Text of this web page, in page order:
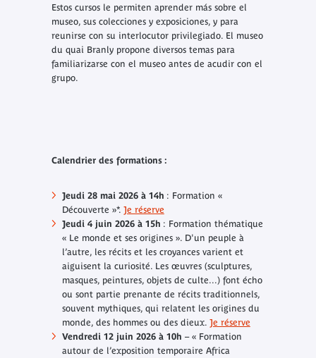
Estos cursos le permiten aprender más sobre el
museo, sus colecciones y exposiciones, y para
reunirse con su interlocutor privilegiado. El museo
du quai Branly propone diversos temas para
familiarizarse con el museo antes de acudir con el
grupo.
Calendrier des formations :
Jeudi 28 mai 2026 à 14h : Formation «
Découverte »*. Je réserve
Jeudi 4 juin 2026 à 15h : Formation thématique
« Le monde et ses origines ». D'un peuple à
l’autre, les récits et les croyances varient et
aiguisent la curiosité. Les œuvres (sculptures,
masques, peintures, objets de culte...) font écho
ou sont partie prenante de récits traditionnels,
souvent mythiques, qui relatent les origines du
monde, des hommes ou des dieux. Je réserve
Vendredi 12 juin 2026 à 10h – « Formation
autour de l’exposition temporaire Africa